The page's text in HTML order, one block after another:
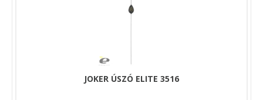
JOKER ÚSZÓ ELITE 3516